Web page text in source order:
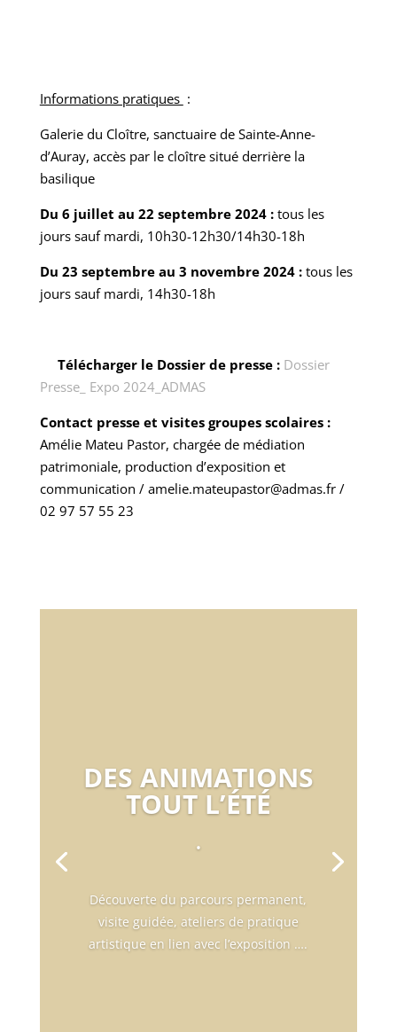
Informations pratiques :
Galerie du Cloître, sanctuaire de Sainte-Anne-
d’Auray, accès par le cloître situé derrière la
basilique
Du 6 juillet au 22 septembre 2024 :tous les
jours sauf mardi, 10h30-12h30/14h30-18h
Du 23 septembre au 3 novembre 2024 :tous les
jours sauf mardi, 14h30-18h
Télécharger le Dossier de presse : Dossier
Presse_ Expo 2024_ADMAS
Contact presse et visites groupes scolaires :
Amélie Mateu Pastor, chargée de médiation
patrimoniale, production d’exposition et
communication / amelie.mateupastor@admas.fr /
02 97 57 55 23
DES ANIMATIONS
TOUT L’ÉTÉ
.
Découverte du parcours permanent,
visite guidée, ateliers de pratique
artistique en lien avec l’exposition ….